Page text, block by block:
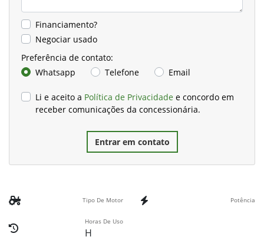
Financiamento?
Negociar usado
Preferência de contato:
Whatsapp
Telefone Email
Li e aceito a Política de Privacidade e concordo em
receber comunicações da concessionária.
Entrar em contato
Tipo De Motor Potência
Horas De Uso
H